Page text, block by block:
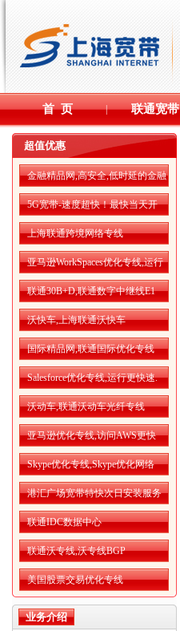
首 页 | 联通宽带
超值优惠
金融精品网,高安全,低时延的金融
精品网
5G宽带-速度超快！最快当天开
通！
上海联通跨境网络专线
亚马逊WorkSpaces优化专线,运行
更流畅
联通30B+D,联通数字中继线E1
沃快车,上海联通沃快车
国际精品网,联通国际优化专线
Salesforce优化专线,运行更快速.
沃动车,联通沃动车光纤专线
亚马逊优化专线,访问AWS更快
Skype优化专线,Skype优化网络
港汇广场宽带特快次日安装服务
联通IDC数据中心
联通沃专线,沃专线BGP
美国股票交易优化专线
业务介绍